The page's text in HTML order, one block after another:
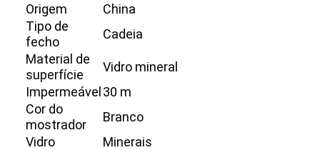
Origem
China
Tipo de
fecho
Cadeia
Material de
superfície
Vidro mineral
Impermeável 30 m
Cor do
mostrador
Branco
Vidro
Minerais